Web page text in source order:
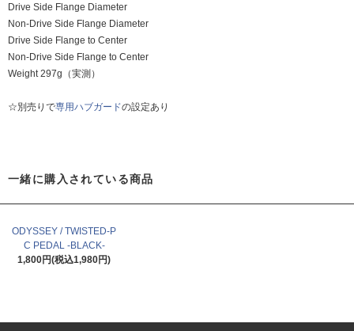
Drive Side Flange Diameter
Non-Drive Side Flange Diameter
Drive Side Flange to Center
Non-Drive Side Flange to Center
Weight 297g（実測）
☆別売りで専用ハブガードの設定あり
一緒に購入されている商品
ODYSSEY / TWISTED-P
C PEDAL -BLACK-
1,800円(税込1,980円)